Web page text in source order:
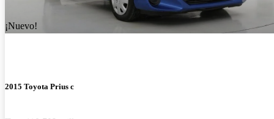
¡Nuevo!
2015 Toyota Prius c